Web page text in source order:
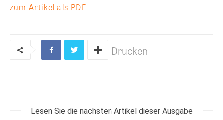
zum Artikel als PDF
Drucken
Lesen Sie die nächsten Artikel dieser Ausgabe